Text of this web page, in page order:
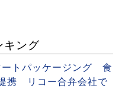
キング
ートパッケージング 食
携 リコー合弁会社で